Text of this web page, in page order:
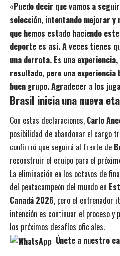
«Puedo decir que vamos a
selección, intentando mejorar y
que hemos estado haciendo
deporte es así. A veces tienes
una derrota. Es una
resultado, pero una experiencia
buen grupo. Agradecer a los
Brasil inicia una nueva
Con estas declaraciones, Carlo
posibilidad de abandonar el cargo
confirmó que seguirá al frente de
reconstruir el equipo para el
La eliminación en los octavos de
del pentacampeón del mundo en
Canadá 2026, pero el entrenador
intención es continuar el proceso y
los próximos desafíos oficiales.
Únete a nuestro